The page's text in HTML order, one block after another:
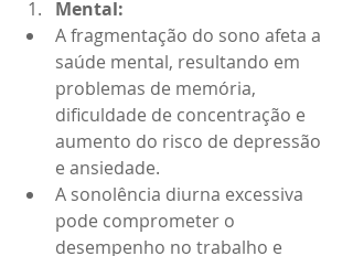
Mental:
A fragmentação do sono afeta a
saúde mental, resultando em
problemas de memória,
dificuldade de concentração e
aumento do risco de depressão
e ansiedade.
A sonolência diurna excessiva
pode comprometer o
desempenho no trabalho e